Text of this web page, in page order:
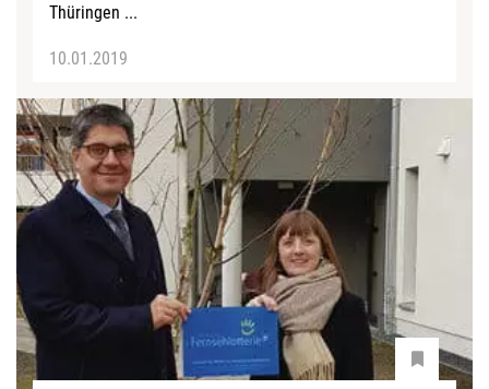
Thüringen ...
10.01.2019